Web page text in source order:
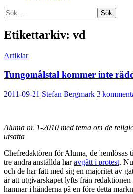
Sök
efter:
Etikettarkiv: vd
Artiklar
Tungomålstal kommer inte
2011-09-21 Stefan Bergmark 3
Aluma nr. 1-2010 med tema om de
utsatta
Chefredaktören för Aluma, de hemlösas
tre andra anställda haravgått i protest.
och de har fått med sig en majoritet av
är att utgivarskapet lyfts från redaktionen
hamnar i händerna på en före detta